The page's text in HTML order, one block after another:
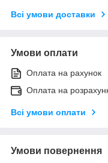
Всі умови доставки
Умови оплати
Оплата на рахунок
Оплата на
Всі умови оплати
Умови повернення